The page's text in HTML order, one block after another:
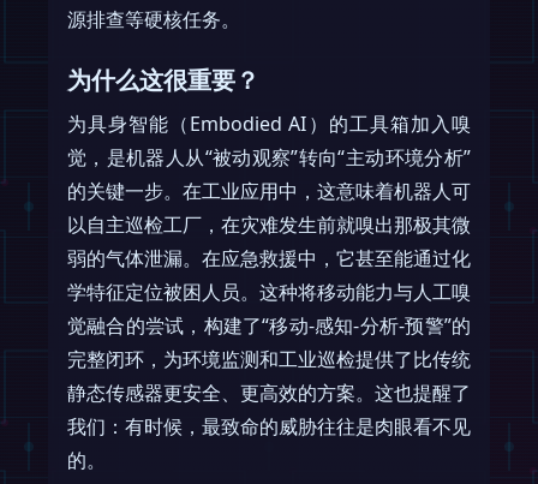
源排查等硬核任务。
为什么这很重要？
为具身智能（Embodied AI）的工具箱加入嗅
觉，是机器人从“被动观察”转向“主动环境分析”
的关键一步。在工业应用中，这意味着机器人可
以自主巡检工厂，在灾难发生前就嗅出那极其微
弱的气体泄漏。在应急救援中，它甚至能通过化
学特征定位被困人员。这种将移动能力与人工嗅
觉融合的尝试，构建了“移动-感知-分析-预警”的
完整闭环，为环境监测和工业巡检提供了比传统
静态传感器更安全、更高效的方案。这也提醒了
我们：有时候，最致命的威胁往往是肉眼看不见
的。